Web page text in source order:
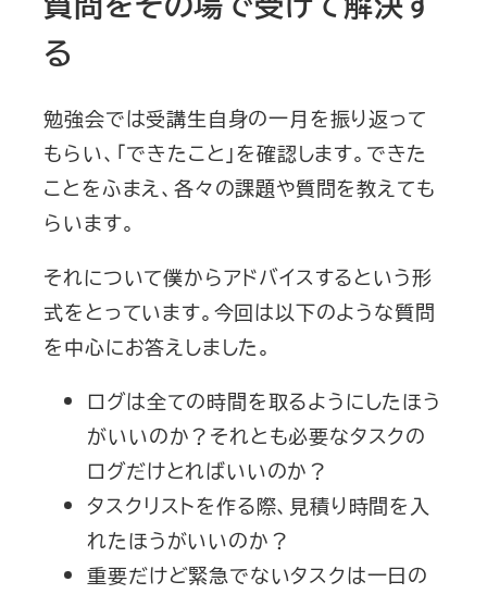
る
勉強会では受講生自身の一月を振り返って
もらい、「できたこと」を確認します。できた
ことをふまえ、各々の課題や質問を教えても
らいます。
それについて僕からアドバイスするという形
式をとっています。今回は以下のような質問
を中心にお答えしました。
ログは全ての時間を取るようにしたほう
がいいのか？それとも必要なタスクの
ログだけとればいいのか？
タスクリストを作る際、見積り時間を入
れたほうがいいのか？
重要だけど緊急でないタスクは一日の